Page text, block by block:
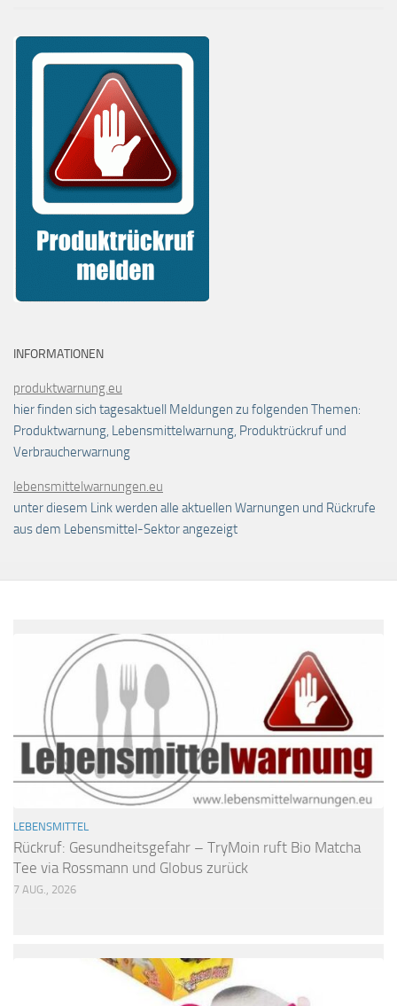
INFORMATIONEN
produktwarnung.eu
hier finden sich tagesaktuell Meldungen zu folgenden Themen:
Produktwarnung, Lebensmittelwarnung, Produktrückruf und
Verbraucherwarnung
lebensmittelwarnungen.eu
unter diesem Link werden alle aktuellen Warnungen und Rückrufe
aus dem Lebensmittel-Sektor angezeigt
LEBENSMITTEL
Rückruf: Gesundheitsgefahr – TryMoin ruft Bio Matcha
Tee via Rossmann und Globus zurück
7 AUG., 2026